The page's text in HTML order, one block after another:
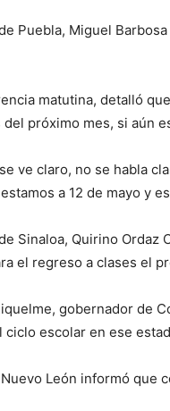
Puebla, Miguel
matutina, detalló
próximo mes, si aún
ve claro, no se habla
a 12 de mayo y
Sinaloa, Quirino Ordaz
el regreso a clases el
gobernador de
ciclo escolar en ese
León informó que